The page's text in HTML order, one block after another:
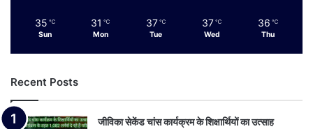
35 ℃
Sun
31 ℃
Mon
37 ℃
Tue
37 ℃
Wed
36 ℃
Thu
Recent Posts
जीविका सेकेंड चांस कार्यक्रम के शिक्षार्थियों का उत्साह